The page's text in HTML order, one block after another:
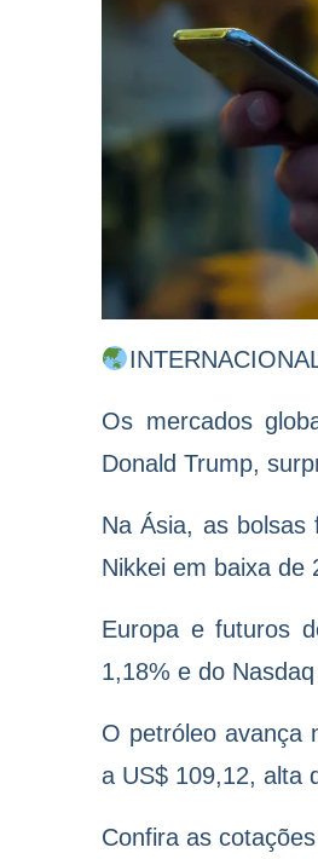
Os mercados
Donald Trump,
Na Ásia, as
Nikkei em baixa de
Europa e futuros
1,18% e do
O petróleo avança
a US$ 109,12, alta
Confira as